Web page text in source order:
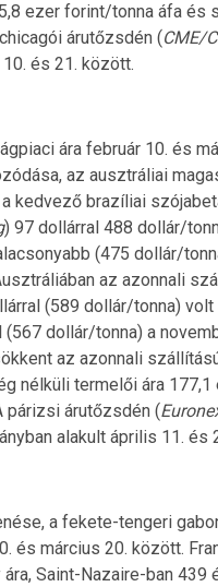
ezer forint/tonna áfa és
árutőzsdén (CME/
és 21. között.
ára február 10. és
az ausztráliai
brazíliai
) 97 dollárral 488 dollár/
(475 dollár/
az azonnali
(589 dollár/tonna)
dollár/tonna) a
az azonnali
nélküli termelői ára
párizsi árutőzsdén (
alakult április 11. és
a fekete-tengeri
és március 20. között.
Saint-Nazaire-ban